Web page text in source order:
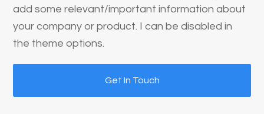
add some relevant/important information about
your company or product. I can be disabled in
the theme options.
Get In Touch